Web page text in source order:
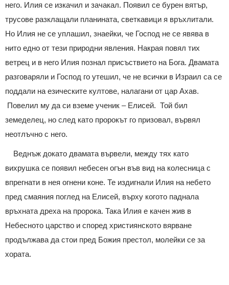
него. Илия се изкачил и зачакал. Появил се бурен вятър,
трусове разклащали планината, светкавици я връхлитали.
Но Илия не се уплашил, знаейки, че Господ не се явява в
нито едно от тези природни явления. Накрая повял тих
ветрец и в него Илия познал присъствието на Бога. Двамата
разговаряли и Господ го утешил, че не всички в Израил са се
поддали на езическите култове, налагани от цар Ахав.
Повелил му да си вземе ученик – Елисей. Той бил
земеделец, но след като пророкът го призовал, вървял
неотлъчно с него.
Веднъж докато двамата вървели, между тях като
вихрушка се появил небесен огън във вид на колесница с
впрегнати в нея огнени коне. Те издигнали Илия на небето
пред смаяния поглед на Елисей, върху когото паднала
връхната дреха на пророка. Така Илия е качен жив в
Небесното царство и според християнското вярване
продължава да стои пред Божия престол, молейки се за
хората.